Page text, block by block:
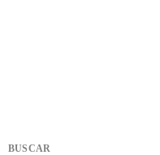
BUSCAR